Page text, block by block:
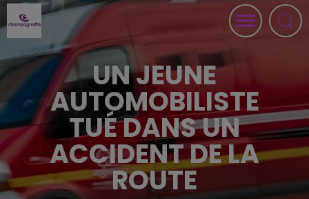
UN JEUNE
AUTOMOBILISTE
TUÉ DANS UN
ACCIDENT DE LA
ROUTE